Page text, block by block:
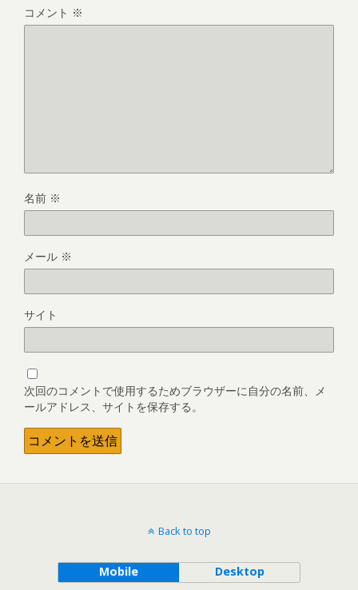
コメント ※
名前 ※
メール ※
サイト
次回のコメントで使用するためブラウザーに自分の名前、メ
ールアドレス、サイトを保存する。
Back to top
Mobile Desktop